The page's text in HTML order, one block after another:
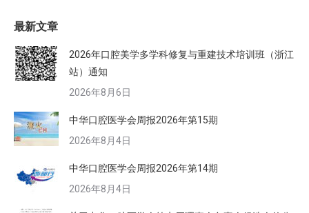
最新文章
2026年口腔美学多学科修复与重建技术培训班（浙江
站）通知
2026年8月6日
中华口腔医学会周报2026年第15期
2026年8月4日
中华口腔医学会周报2026年第14期
2026年8月4日